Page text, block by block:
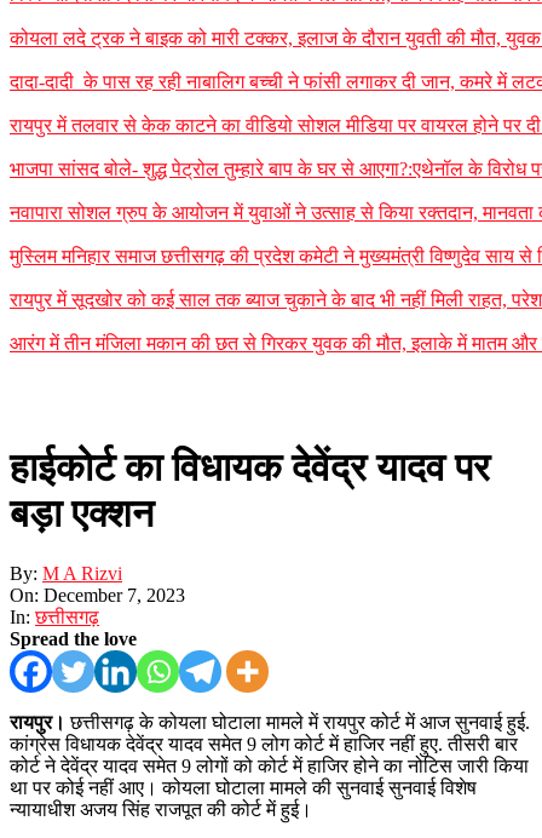
कोयला लदे ट्रक ने बाइक को मारी टक्कर, इलाज के दौरान युवती की मौत,
दादा-दादी के पास रह रही नाबालिग बच्ची ने फांसी लगाकर दी जान, कमरे में
रायपुर में तलवार से केक काटने का वीडियो सोशल मीडिया पर वायरल होने पर
भाजपा सांसद बोले- शुद्ध पेट्रोल तुम्हारे बाप के घर से आएगा?:एथेनॉल के
नवापारा सोशल ग्रुप के आयोजन में युवाओं ने उत्साह से किया रक्तदान, मानवता
मुस्लिम मनिहार समाज छत्तीसगढ़ की प्रदेश कमेटी ने मुख्यमंत्री विष्णुदेव साय से
रायपुर में सूदखोर को कई साल तक ब्याज चुकाने के बाद भी नहीं मिली राहत,
आरंग में तीन मंजिला मकान की छत से गिरकर युवक की मौत, इलाके में मातम
हाईकोर्ट का विधायक देवेंद्र यादव पर
बड़ा एक्शन
By: M A Rizvi
On: December 7, 2023
In: छत्तीसगढ़
Spread the love
रायपुर। छत्तीसगढ़ के कोयला घोटाला मामले में रायपुर कोर्ट में आज सुनवाई हुई.
कांग्रेस विधायक देवेंद्र यादव समेत 9 लोग कोर्ट में हाजिर नहीं हुए. तीसरी बार
कोर्ट ने देवेंद्र यादव समेत 9 लोगों को कोर्ट में हाजिर होने का नोटिस जारी किया
था पर कोई नहीं आए। कोयला घोटाला मामले की सुनवाई सुनवाई विशेष
न्यायाधीश अजय सिंह राजपूत की कोर्ट में हुई।